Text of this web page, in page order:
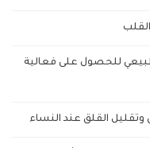
للحصول على فعالية
وتقليل القلق عند النساء